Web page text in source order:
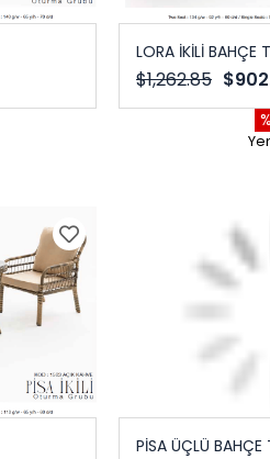
LORA İKİLİ BAHÇE
$1,262.85
PİSA ÜÇLÜ BAHÇE